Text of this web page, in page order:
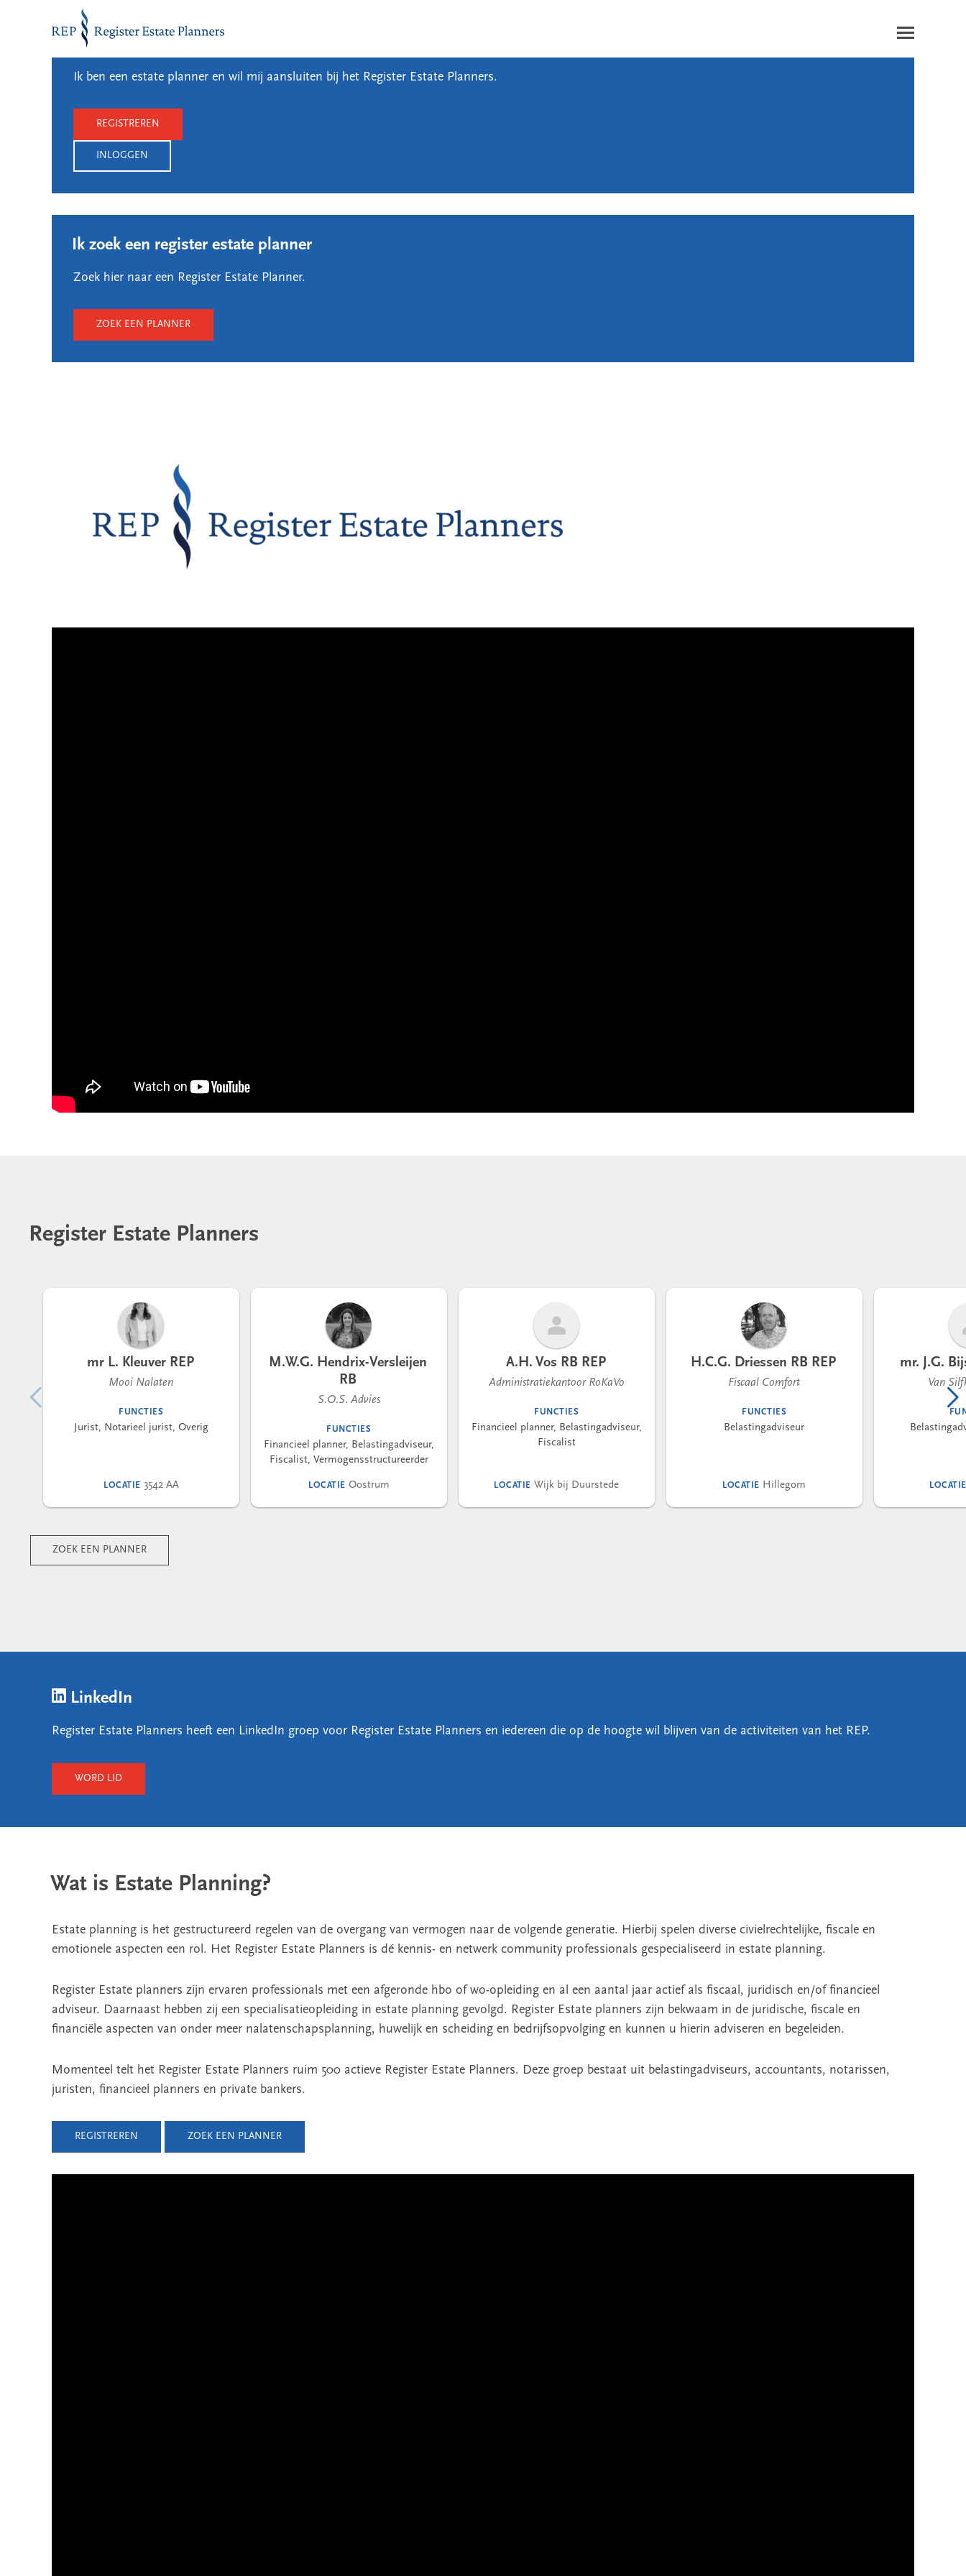
Naar de inhoud
Ik ben estate planner
Ik ben een estate planner en wil mij aansluiten bij het Register Estate Planners.
REGISTREREN
INLOGGEN
Ik zoek een register estate planner
Zoek hier naar een Register Estate Planner.
ZOEK EEN PLANNER
Register Estate Planners
mr L. Kleuver REP
Mooi Nalaten
FUNCTIES
Jurist, Notarieel jurist, Overig
LOCATIE 3542 AA
M.W.G. Hendrix-Versleijen
RB
S.O.S. Advies
FUNCTIES
Financieel planner, Belastingadviseur,
Fiscalist, Vermogensstructureerder
LOCATIE Oostrum
A.H. Vos RB REP
Administratiekantoor RoKaVo
FUNCTIES
Financieel planner, Belastingadviseur,
Fiscalist
LOCATIE Wijk bij Duurstede
H.C.G. Driessen RB REP
Fiscaal Comfort
FUNCTIES
Belastingadviseur
LOCATIE Hillegom
mr. J.G.
Van
LOCATIE
ZOEK EEN PLANNER
LinkedIn
Register Estate Planners heeft een LinkedIn groep voor Register Estate Planners en iedereen die op de hoogte wil blijven van de activiteiten van het REP.
WORD LID
Wat is Estate Planning?
Estate planning is het gestructureerd regelen van de overgang van vermogen naar de volgende generatie. Hierbij spelen diverse civielrechtelijke, fiscale en
emotionele aspecten een rol. Het Register Estate Planners is dé kennis- en netwerk community professionals gespecialiseerd in estate planning.
Register Estate planners zijn ervaren professionals met een afgeronde hbo of wo-opleiding en al een aantal jaar actief als fiscaal, juridisch en/of financieel
adviseur. Daarnaast hebben zij een specialisatieopleiding in estate planning gevolgd. Register Estate planners zijn bekwaam in de juridische, fiscale en
financiële aspecten van onder meer nalatenschapsplanning, huwelijk en scheiding en bedrijfsopvolging en kunnen u hierin adviseren en begeleiden.
Momenteel telt het Register Estate Planners ruim 500 actieve Register Estate Planners. Deze groep bestaat uit belastingadviseurs, accountants, notarissen,
juristen, financieel planners en private bankers.
REGISTREREN ZOEK EEN PLANNER